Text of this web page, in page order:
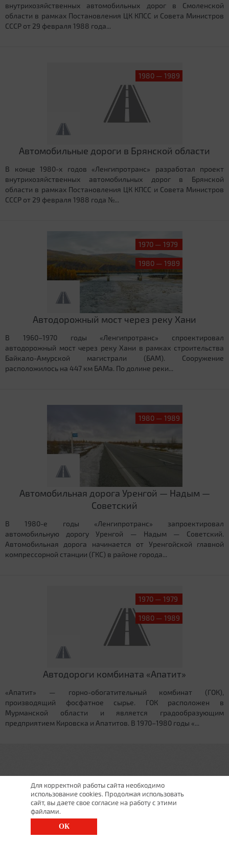
внутрихозяйственных автомобильных дорог в Смоленской
области в рамках Постановления ЦК КПСС и Совета Министров
СССР от 29 февраля 1988 года...
1980 — 1989
Автомобильные дороги в Брянской области
В конце 1980-х годов «Ленгипротранс» разработал проект
внутрихозяйственных автомобильных дорог в Брянской
области в рамках Постановления ЦК КПСС и Совета Министров
СССР от 29 февраля 1988 года №...
1970 — 1979
1980 — 1989
Автодорожный мост через реку Хани
В 1960–1970 годы «Ленгипротранс» спроектировал
автодорожный мост через реку Хани в рамках строительства
Байкало-Амурской магистрали (БАМ). Сооружение
расположилось на 447 км БАМа. По долине реки...
1980 — 1989
Автомобильная дорога Уренгой — Надым —
Советский
В 1980-е годы «Ленгипротранс» запроектировал
автомобильную дорогу Уренгой — Надым — Советский.
Автомобильная дорога начинается от Уренгойской главной
компрессорной станции (ГКС) в районе города...
1970 — 1979
1980 — 1989
Автодороги комбината «Апатит»
«Апатит» — горно-обогатительный комбинат (ГОК),
производящий фосфатное сырье. ГОК расположен в
Мурманской области и является градообразующим
предприятием Кировска и Апатитов. В 1970–1980 годы «...
Для корректной работы сайта необходимо
использование cookies. Продолжая использовать
сайт, вы даете свое согласие на работу с этими
файлами.
ОК